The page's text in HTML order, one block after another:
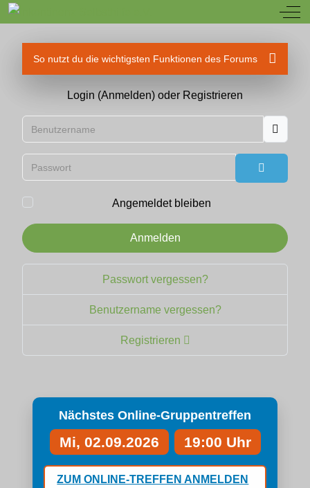
Off-
So nutzt du die wichtigsten Funktionen des Forums
Login (Anmelden) oder Registrieren
Benutzername
Passwort
Passwort
Angemeldet bleiben
Anmelden
Passwort vergessen?
Benutzername vergessen?
Registrieren
Nächstes Online-Gruppentreffen
Mi, 02.09.2026 19:00 Uhr
ZUM ONLINE-TREFFEN ANMELDEN